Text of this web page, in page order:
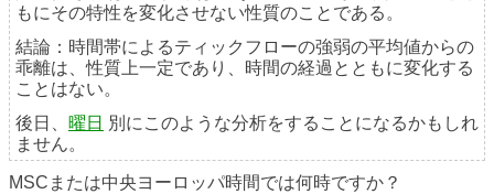
もにその特性を変化させない性質のことである。
結論：時間帯によるティックフローの強弱の平均値からの
乖離は、性質上一定であり、時間の経過とともに変化する
ことはない。
後日、 曜日 別にこのような分析をすることになるかもしれ
ません。
MSCまたは中央ヨーロッパ時間では何時ですか？